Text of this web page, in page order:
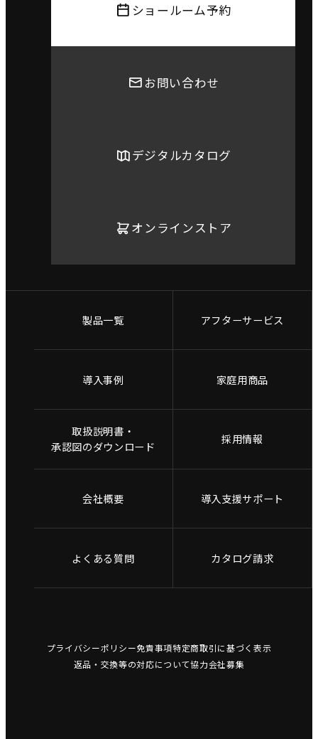
ショールーム予約
お問い合わせ
デジタルカタログ
オンラインストア
製品一覧 アフターサービス
導入事例 家庭用商品
取扱説明書・
承認図のダウンロード
採用情報
会社概要 導入支援サポート
よくある質問 カタログ請求
プライバシーポリシー免責事項特定商取引に基づく表示
返品・交換等の対応について協力会社募集